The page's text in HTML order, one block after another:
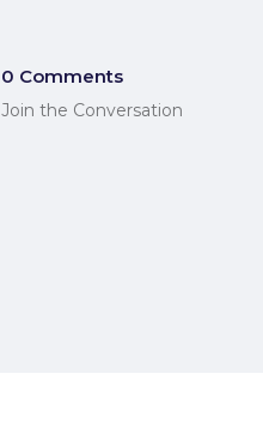
0 Comments
Join the Conversation